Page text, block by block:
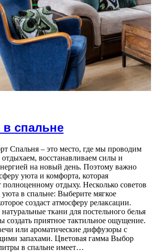
спальне
Спальня – это место, где мы проводим
восстанавливаем силы и
на новый день. Поэтому важно
уюта и комфорта, которая
полноценному отдыху. Несколько советов
уюта в спальне: Выберите мягкое
создаст атмосферу релаксации.
ткани для постельного белья
создать приятное тактильное ощущение.
или ароматические диффузоры с
запахами. Цветовая гамма Выбор
в спальне имеет…